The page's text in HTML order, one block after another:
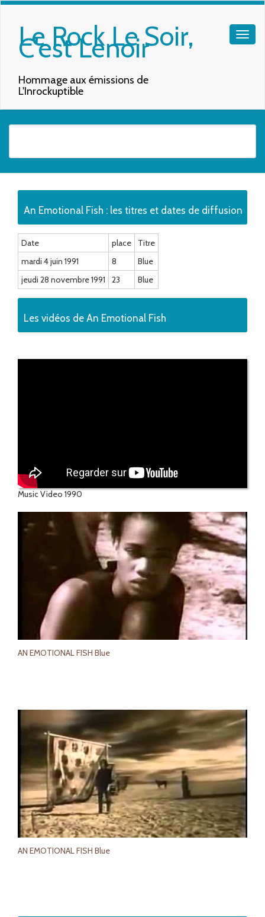
Le Rock Le Soir,
C'est Lenoir
Hommage aux émissions de
L'Inrockuptible
An Emotional Fish : les titres et dates de diffusion
Date place
Titre
mardi 4 juin 1991
8
Blue
jeudi 28 novembre 1991
23 Blue
Les vidéos de An Emotional Fish
Music Video 1990
AN EMOTIONAL FISH Blue
AN EMOTIONAL FISH Blue